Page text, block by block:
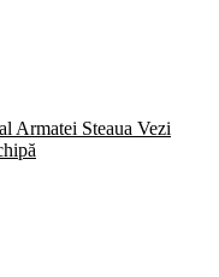
Armatei Steaua Vezi